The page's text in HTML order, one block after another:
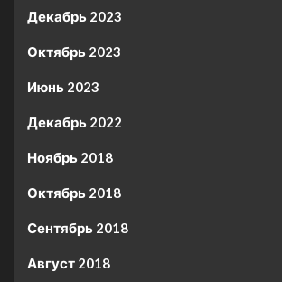
Декабрь 2023
Октябрь 2023
Июнь 2023
Декабрь 2022
Ноябрь 2018
Октябрь 2018
Сентябрь 2018
Август 2018